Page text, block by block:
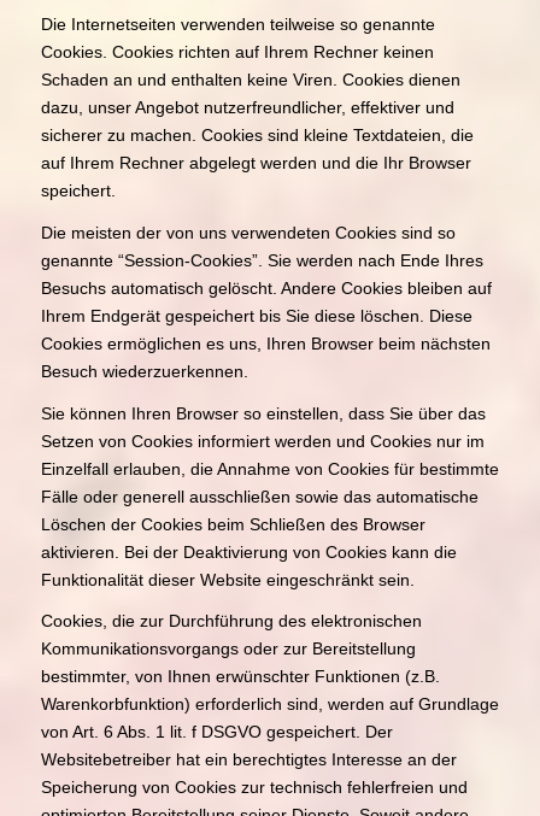
Die Internetseiten verwenden teilweise so genannte
Cookies. Cookies richten auf Ihrem Rechner keinen
Schaden an und enthalten keine Viren. Cookies dienen
dazu, unser Angebot nutzerfreundlicher, effektiver und
sicherer zu machen. Cookies sind kleine Textdateien, die
auf Ihrem Rechner abgelegt werden und die Ihr Browser
speichert.
Die meisten der von uns verwendeten Cookies sind so
genannte “Session-Cookies”. Sie werden nach Ende Ihres
Besuchs automatisch gelöscht. Andere Cookies bleiben auf
Ihrem Endgerät gespeichert bis Sie diese löschen. Diese
Cookies ermöglichen es uns, Ihren Browser beim nächsten
Besuch wiederzuerkennen.
Sie können Ihren Browser so einstellen, dass Sie über das
Setzen von Cookies informiert werden und Cookies nur im
Einzelfall erlauben, die Annahme von Cookies für bestimmte
Fälle oder generell ausschließen sowie das automatische
Löschen der Cookies beim Schließen des Browser
aktivieren. Bei der Deaktivierung von Cookies kann die
Funktionalität dieser Website eingeschränkt sein.
Cookies, die zur Durchführung des elektronischen
Kommunikationsvorgangs oder zur Bereitstellung
bestimmter, von Ihnen erwünschter Funktionen (z.B.
Warenkorbfunktion) erforderlich sind, werden auf Grundlage
von Art. 6 Abs. 1 lit. f DSGVO gespeichert. Der
Websitebetreiber hat ein berechtigtes Interesse an der
Speicherung von Cookies zur technisch fehlerfreien und